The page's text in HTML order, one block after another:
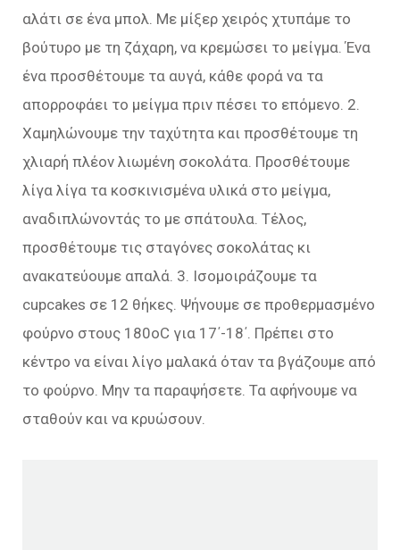
αλάτι σε ένα μπολ. Με μίξερ χειρός χτυπάμε το
βούτυρο με τη ζάχαρη, να κρεμώσει το μείγμα. Ένα
ένα προσθέτουμε τα αυγά, κάθε φορά να τα
απορροφάει το μείγμα πριν πέσει το επόμενο. 2.
Χαμηλώνουμε την ταχύτητα και προσθέτουμε τη
χλιαρή πλέον λιωμένη σοκολάτα. Προσθέτουμε
λίγα λίγα τα κοσκινισμένα υλικά στο μείγμα,
αναδιπλώνοντάς το με σπάτουλα. Τέλος,
προσθέτουμε τις σταγόνες σοκολάτας κι
ανακατεύουμε απαλά. 3. Ισομοιράζουμε τα
cupcakes σε 12 θήκες. Ψήνουμε σε προθερμασμένο
φούρνο στους 180οC για 17΄-18΄. Πρέπει στο
κέντρο να είναι λίγο μαλακά όταν τα βγάζουμε από
το φούρνο. Μην τα παραψήσετε. Τα αφήνουμε να
σταθούν και να κρυώσουν.